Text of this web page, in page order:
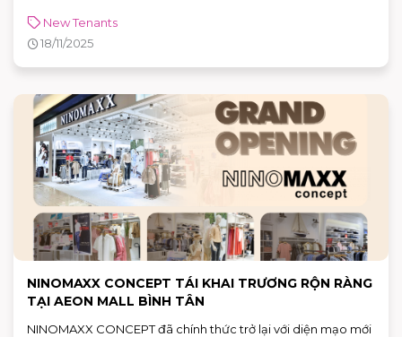
New Tenants
18/11/2025
NINOMAXX CONCEPT TÁI KHAI TRƯƠNG RỘN RÀNG
TẠI AEON MALL BÌNH TÂN
NINOMAXX CONCEPT đã chính thức trở lại với diện mạo mới